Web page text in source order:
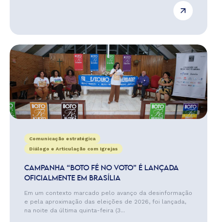
Comunicação estratégica
Diálogo e Articulação com Igrejas
CAMPANHA “BOTO FÉ NO VOTO” É LANÇADA
OFICIALMENTE EM BRASÍLIA
Em um contexto marcado pelo avanço da desinformação
e pela aproximação das eleições de 2026, foi lançada,
na noite da última quinta-feira (3...